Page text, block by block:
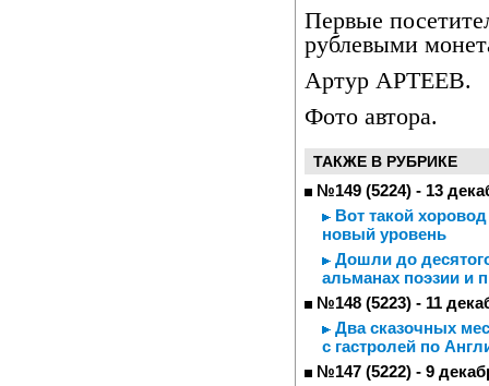
Первые
рублевыми
Артур АРТЕЕВ.
Фото автора.
ТАКЖЕ В РУБРИКЕ
№149 (5224) - 13
Вот такой
новый уровень
Дошли до
альманах поэзии и
№148 (5223) - 11
Два сказочных
с гастролей по
№147 (5222) - 9